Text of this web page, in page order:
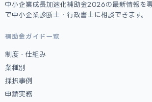
中小企業成長加速化補助金2026の最新情報を
で中小企業診断士・行政書士に相談できます。
補助金ガイド一覧
制度・仕組み
業種別
採択事例
申請実務